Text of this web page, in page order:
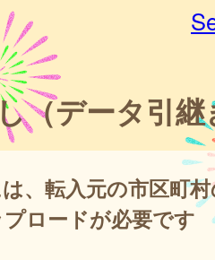
（データ引継
、転入元の市区町
ロードが必要です